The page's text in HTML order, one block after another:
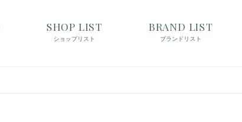
SHOP LIST
ショップリスト
BRAND LIST
ブランドリスト